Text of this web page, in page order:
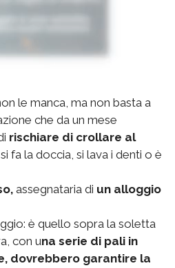
le manca, ma non basta a
che da un mese
rischiare di crollare al
fa la doccia, si lava i denti o è
assegnataria di un alloggio
è quello sopra la soletta
con una serie di pali in
dovrebbero garantire la